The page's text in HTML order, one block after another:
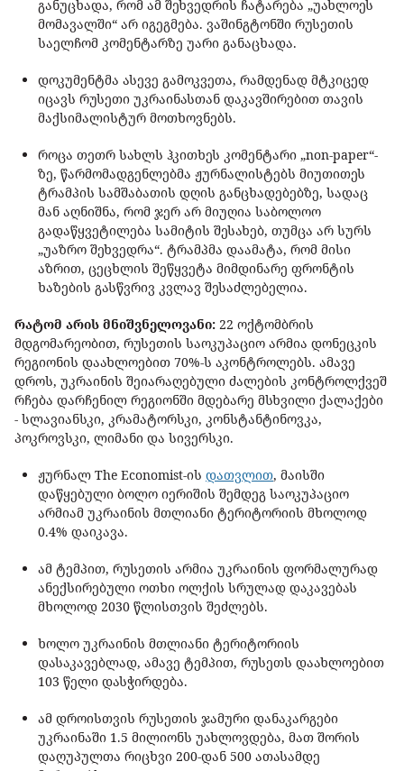
განუცხადა, რომ ამ შეხვედრის ჩატარება „უახლოეს
მომავალში“ არ იგეგმება. ვაშინგტონში რუსეთის
საელჩომ კომენტარზე უარი განაცხადა.
დოკუმენტმა ასევე გამოკვეთა, რამდენად მტკიცედ
იცავს რუსეთი უკრაინასთან დაკავშირებით თავის
მაქსიმალისტურ მოთხოვნებს.
როცა თეთრ სახლს ჰკითხეს კომენტარი „non-paper“-
ზე, წარმომადგენლებმა ჟურნალისტებს მიუთითეს
ტრამპის სამშაბათის დღის განცხადებებზე, სადაც
მან აღნიშნა, რომ ჯერ არ მიუღია საბოლოო
გადაწყვეტილება სამიტის შესახებ, თუმცა არ სურს
„უაზრო შეხვედრა“. ტრამპმა დაამატა, რომ მისი
აზრით, ცეცხლის შეწყვეტა მიმდინარე ფრონტის
ხაზების გასწვრივ კვლავ შესაძლებელია.
რატომ არის მნიშვნელოვანი: 22 ოქტომბრის
მდგომარეობით, რუსეთის საოკუპაციო არმია დონეცკის
რეგიონის დაახლოებით 70%-ს აკონტროლებს. ამავე
დროს, უკრაინის შეიარაღებული ძალების კონტროლქვეშ
რჩება დარჩენილ რეგიონში მდებარე მსხვილი ქალაქები
- სლავიანსკი, კრამატორსკი, კონსტანტინოვკა,
პოკროვსკი, ლიმანი და სივერსკი.
ჟურნალ The Economist-ის დათვლით, მაისში
დაწყებული ბოლო იერიშის შემდეგ საოკუპაციო
არმიამ უკრაინის მთლიანი ტერიტორიის მხოლოდ
0.4% დაიკავა.
ამ ტემპით, რუსეთის არმია უკრაინის ფორმალურად
ანექსირებული ოთხი ოლქის სრულად დაკავებას
მხოლოდ 2030 წლისთვის შეძლებს.
ხოლო უკრაინის მთლიანი ტერიტორიის
დასაკავებლად, ამავე ტემპით, რუსეთს დაახლოებით
103 წელი დასჭირდება.
ამ დროისთვის რუსეთის ჯამური დანაკარგები
უკრაინაში 1.5 მილიონს უახლოვდება, მათ შორის
დაღუპულთა რიცხვი 200-დან 500 ათასამდე